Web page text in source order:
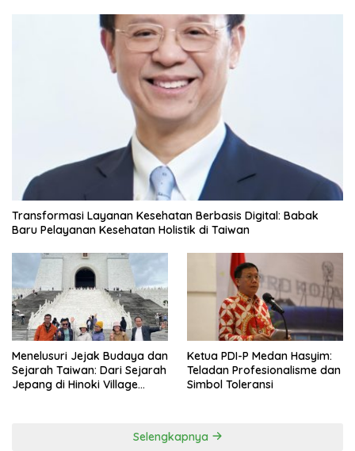
Transformasi Layanan Kesehatan Berbasis Digital: Babak
Baru Pelayanan Kesehatan Holistik di Taiwan
Menelusuri Jejak Budaya dan
Sejarah Taiwan: Dari Sejarah
Jepang di Hinoki Village
Ketua PDI-P Medan Hasyim:
Teladan Profesionalisme dan
Simbol Toleransi
Selengkapnya